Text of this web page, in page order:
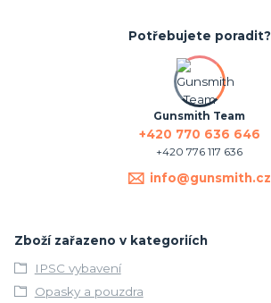
Potřebujete poradit?
Gunsmith Team
+420 770 636 646
+420 776 117 636
info@gunsmith.cz
Zboží zařazeno v kategoriích
IPSC vybavení
Opasky a pouzdra